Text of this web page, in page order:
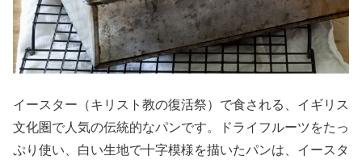
イースター（キリスト教の復活祭）で食される、イギリス
文化圏で人気の伝統的なパンです。ドライフルーツをたっ
ぷり使い、白い生地で十字模様を描いたパンは、イースタ